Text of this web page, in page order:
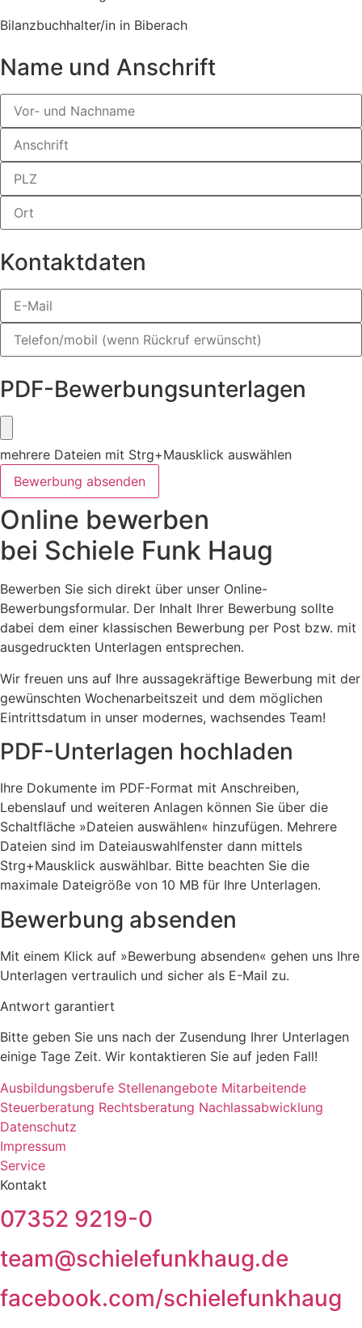
Bilanzbuchhalter/in in Biberach
Name und Anschrift
Kontaktdaten
PDF-Bewerbungsunterlagen
mehrere Dateien mit Strg+Mausklick auswählen
Bewerbung absenden
Online bewerben
bei Schiele Funk Haug
Bewerben Sie sich direkt über unser Online-
Bewerbungsformular. Der Inhalt Ihrer Bewerbung sollte
dabei dem einer klassischen Bewerbung per Post bzw. mit
ausgedruckten Unterlagen entsprechen.
Wir freuen uns auf Ihre aussagekräftige Bewerbung mit der
gewünschten Wochenarbeitszeit und dem möglichen
Eintrittsdatum in unser modernes, wachsendes Team!
PDF-Unterlagen hochladen
Ihre Dokumente im PDF-Format mit Anschreiben,
Lebenslauf und weiteren Anlagen können Sie über die
Schaltfläche »Dateien auswählen« hinzufügen. Mehrere
Dateien sind im Dateiauswahlfenster dann mittels
Strg+Mausklick auswählbar. Bitte beachten Sie die
maximale Dateigröße von 10 MB für Ihre Unterlagen.
Bewerbung absenden
Mit einem Klick auf »Bewerbung absenden« gehen uns Ihre
Unterlagen vertraulich und sicher als E-Mail zu.
Antwort garantiert
Bitte geben Sie uns nach der Zusendung Ihrer Unterlagen
einige Tage Zeit. Wir kontaktieren Sie auf jeden Fall!
Ausbildungsberufe Stellenangebote Mitarbeitende
Steuerberatung Rechtsberatung Nachlassabwicklung
Datenschutz
Impressum
Service
Kontakt
07352 9219-0
team@schielefunkhaug.de
facebook.com/schielefunkhaug